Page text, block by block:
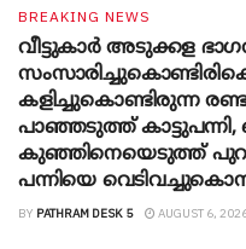
BREAKING NEWS
വീട്ടുകാർ അ‌ടുക്കള
കളിച്ചുകൊണ്ടിരുന്ന
പാഞ്ഞടുത്ത് കാട്ടുപന്നി,
കുഞ്ഞിനെയെടുത്ത്
പന്നിയെ
BY PATHRAM DESK 5 AUGUST 6,